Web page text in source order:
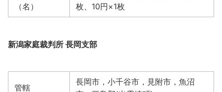
（名）
枚、10円×1枚
新潟家庭裁判所 長岡支部
管轄
長岡市，小千谷市，見附市，魚沼